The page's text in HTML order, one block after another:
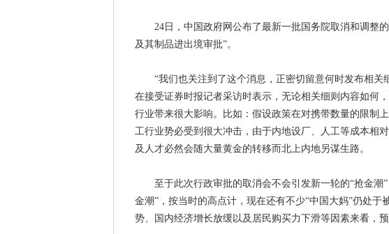
24日，中国政府网公布了最新一批国务院取消和调整的
及其制品进出境审批”。
“我们也关注到了这个消息，正密切留意何时发布相关
在接受证券时报记者采访时表示，无论相关细则内容如何
行业带来很大影响。比如：假设政策在对携带数量的限制
工行业势必受到很大冲击，由于内地设厂、人工等成本相
及人才必然会随大量黄金的转移而北上内地另谋生路。
至于此次行政审批的取消会不会引发新一轮的“抢金潮”
金潮”，按当时的高点计，现在还有不少“中国大妈”仍处
势、国内经济增长放缓以及居民购买力下滑等因素来看，